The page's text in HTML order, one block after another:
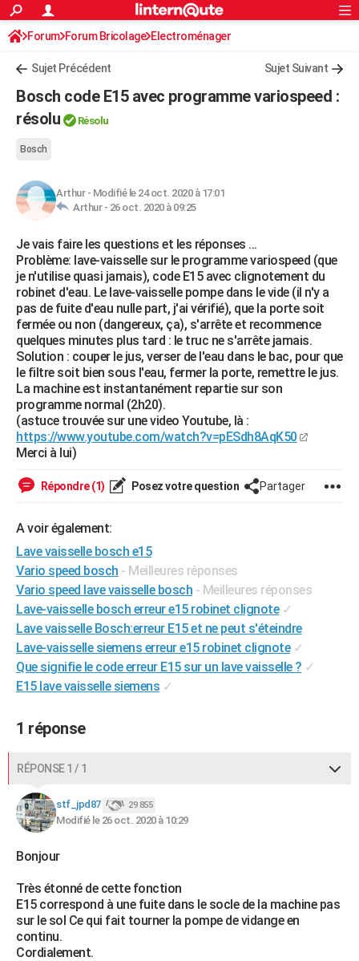
ACTUALITÉS
Politique
Société
Faits Divers
Education
Monde
Villes
+
Programme TV
Streaming
Cinéma
Sorties cinéma
Musique
FINANCE
Retraite
Impôts
Epargne
Immobilier
Risques naturels par ville
Banque
Assurance
Crédit
AUTO
Essais
Réserver un essai
Citadines
Berlines
SUV
Forum auto
HIGH-TECH
Mobiles
Meilleur smartphone
Internet
Ordinateurs
Jeux vidéo
Guide high-tech
+BRICOLAGE
Forum
Aménagement intérieur
Extérieur
Cuisine
Salle de bains
Jardinage
Rangement
WEEK-END
Guides de France
Escapades
Patrimoine
Expositions
Musées
Week-end nature
+
LIFESTYLE
Art de vivre
Bien-être
Loisirs
Mode
Modes de vie
SANTE
Alimentation
Guide de la santé
Maladies
Médicaments
Sommeil
VOYAGE
Destinations
City break
Voyage nature
Voyage de noces
Forum
Climat
+PHOTO
GUIDES D'ACHAT
BONS PLANS
CARTE DE VOEUX
Dictionnaire
Biographies
Expressions
Proverbes
COPAINS D'AVANT
S'inscrire
Se connecter
Lycées
Collèges
Primaires
Universités
Entreprises
Service militaire
Avis de recherche
AVIS DE DÉCÈS
FORUM
Bricolage
Lifestyle
Culture
Sport
Auto
Television
Voyage
Cinema
S'inscrire
Connexion
Forum Forum Bricolage Electroménager
Sujet Précédent Sujet Suivant
Bosch code E15 avec programme variospeed :
résolu
Résolu
Bosch
Arthur- Modifié le 24 oct. 2020 à 17:01
Arthur - 26 oct. 2020 à 09:25
Je vais faire les questions et les réponses ...
Problème: lave-vaisselle sur le programme variospeed (que
je n'utilise quasi jamais), code E15 avec clignotement du
robinet d'eau. Le lave-vaisselle pompe dans le vide (il n'y a
pas de fuite d'eau nulle part, j'ai vérifié), que la porte soit
fermée ou non (dangereux, ça), s'arrête et recommence
quelques minutes plus tard : le truc ne s'arrête jamais.
Solution : couper le jus, verser de l'eau dans le bac, pour que
le filtre soit bien sous l'eau, fermer la porte, remettre le jus.
La machine est instantanément repartie sur son
programme normal (2h20).
(astuce trouvée sur une video Youtube, là :
https://www.youtube.com/watch?v=pESdh8AqK50
Merci à lui)
Répondre (1) Posez votre question Partager
A voir également:
Lave vaisselle bosch e15
Vario speed bosch - Meilleures réponses
Vario speed lave vaisselle bosch - Meilleures réponses
Lave-vaisselle bosch erreur e15 robinet clignote ✓
Lave vaisselle Bosch:erreur E15 et ne peut s'éteindre
Lave-vaisselle siemens erreur e15 robinet clignote ✓
Que signifie le code erreur E15 sur un lave vaisselle ? ✓
E15 lave vaisselle siemens ✓
1 réponse
RÉPONSE 1 / 1
stf_jpd87 29 855
Modifié le 26 oct. 2020 à 10:29
Bonjour
Très étonné de cette fonction
E15 correspond à une fuite dans le socle de la machine pas
sur le sol Ce qui fait tourner la pompe de vidange en
continu.
Cordialement.